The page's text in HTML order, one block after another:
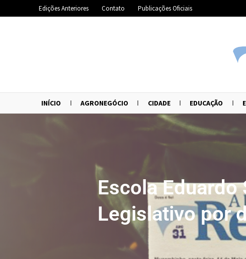
Edições Anteriores Contato Publicações Oficiais
INÍCIO AGRONEGÓCIO CIDADE EDUCAÇÃO
Escola
Legislativo por